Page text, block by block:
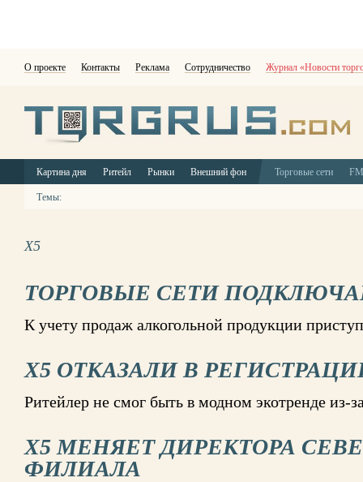
О проекте Контакты Реклама Сотрудничество Журнал «Новости
Картина дня Ритейл Рынки Внешний фон Торговые сети
Темы:
X5
ТОРГОВЫЕ СЕТИ
К учету продаж алкогольной продукции
Х5 ОТКАЗАЛИ В
Ритейлер не смог быть в модном экотренде из-
X5 МЕНЯЕТ ДИРЕКТОРА
ФИЛИАЛА